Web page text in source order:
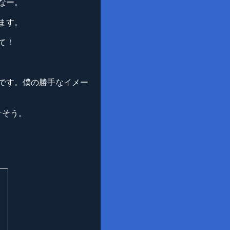
ー。
す。
！
す。僕の勝手なイメー
う。